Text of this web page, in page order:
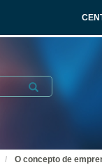
Submit
O concepto de